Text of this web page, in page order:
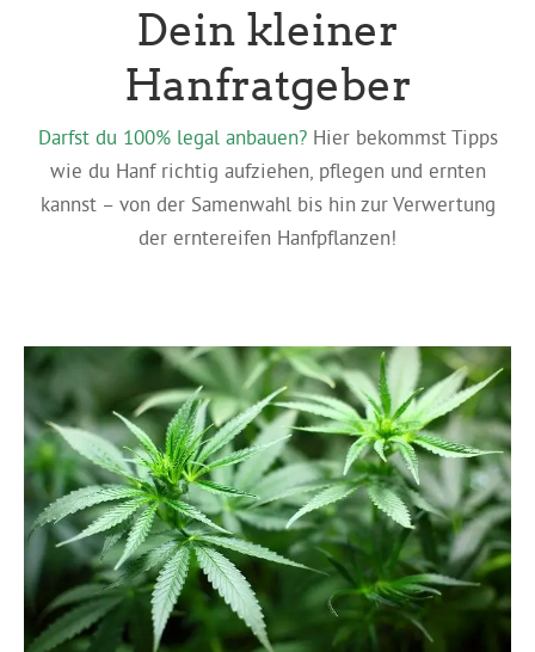
Dein kleiner
Hanfratgeber
Darfst du 100% legal anbauen?Hier bekommst Tipps
wie du Hanf richtig aufziehen, pflegen und ernten
kannst – von der Samenwahl bis hin zur Verwertung
der erntereifen Hanfpflanzen!